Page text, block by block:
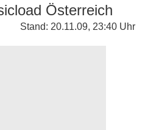
Österreich
Stand: 20.11.09, 23:40 Uhr